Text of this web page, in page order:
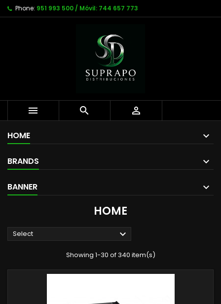
Phone: 951 993 500 / Móvil: 744 657 773
  
HOME
BRANDS
BANNER
HOME
Select 
Showing 1-30 of 340 item(s)